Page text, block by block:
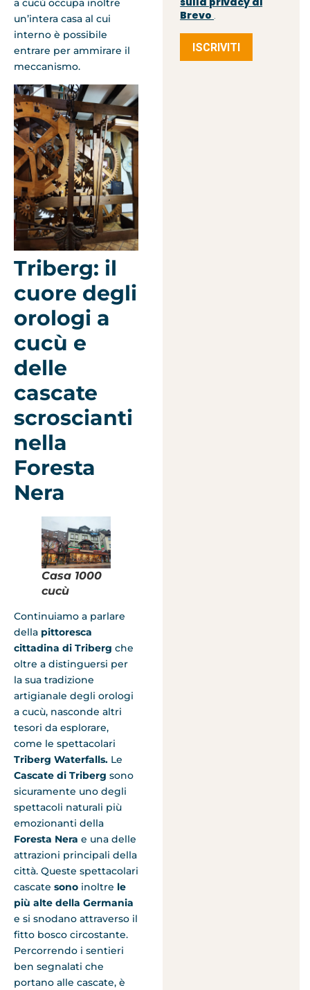
a cucù occupa inoltre
un’intera casa al cui
interno è possibile
entrare per ammirare il
meccanismo.
Triberg: il
cuore degli
orologi a
cucù e
delle
cascate
scroscianti
nella
Foresta
Nera
Casa 1000
cucù
Continuiamo a parlare
della pittoresca
cittadina di Triberg che
oltre a distinguersi per
la sua tradizione
artigianale degli orologi
a cucù, nasconde altri
tesori da esplorare,
come le spettacolari
Triberg Waterfalls. Le
Cascate di Triberg sono
sicuramente uno degli
spettacoli naturali più
emozionanti della
Foresta Nera e una delle
attrazioni principali della
città. Queste spettacolari
cascate sono inoltre le
più alte della Germania
e si snodano attraverso il
fitto bosco circostante.
Percorrendo i sentieri
ben segnalati che
portano alle cascate, è
Brevo .
ISCRIVITI